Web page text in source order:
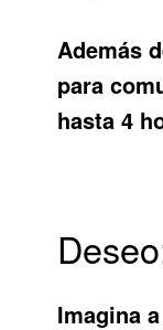
Además
para
hasta 4
Imagina